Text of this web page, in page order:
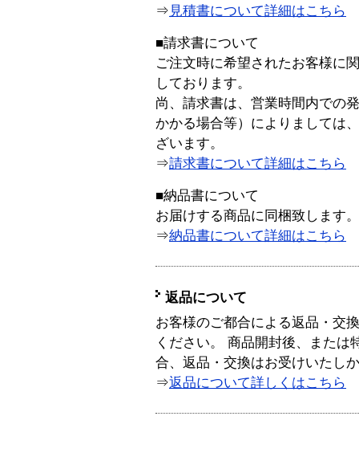
⇒ 見積書について詳細はこちら
■請求書について
ご注文時に希望されたお客様に
しております。
尚、請求書は、営業時間内での
かかる場合等）によりましては
ざいます。
⇒請求書について詳細はこちら
■納品書について
お届けする商品に同梱致します。
⇒納品書について詳細はこちら
返品について
お客様のご都合による返品・交
ください。 商品開封後、または
合、返品・交換はお受けいたし
⇒返品について詳しくはこちら